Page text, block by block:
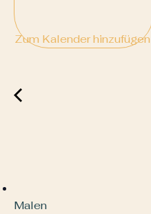
Zum Kalender hinzufügen
Malen